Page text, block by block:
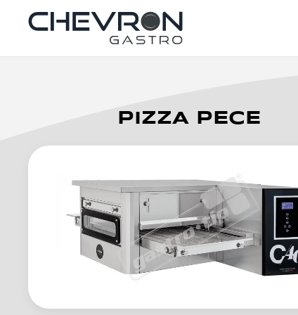
Skip to main content
PIZZA PECE